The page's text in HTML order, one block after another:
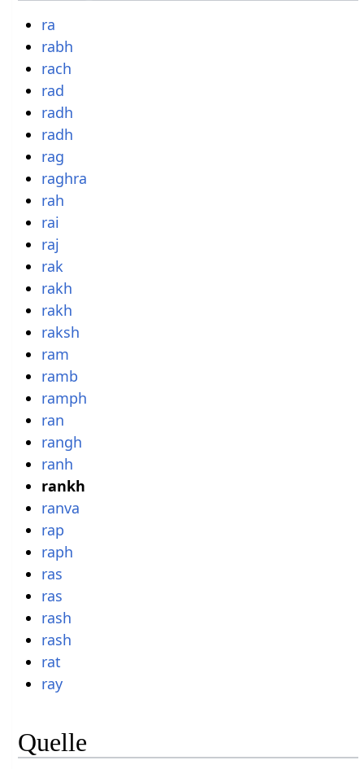
ra
rabh
rach
rad
radh
radh
rag
raghra
rah
rai
raj
rak
rakh
rakh
raksh
ram
ramb
ramph
ran
rangh
ranh
rankh
ranva
rap
raph
ras
ras
rash
rash
rat
ray
Quelle